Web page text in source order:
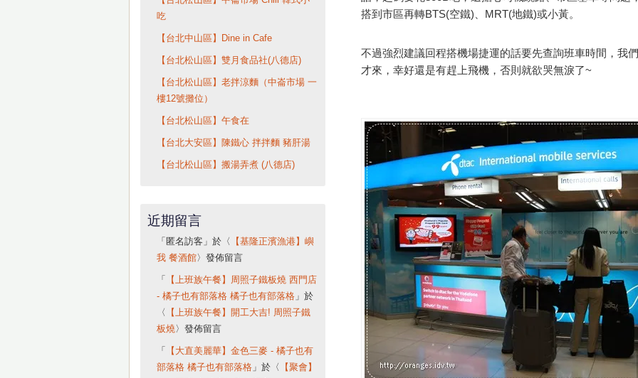
搭到市區再轉BTS(空鐵)、MRT(地鐵)或小黃。
不過強烈建議回程搭機場捷運的話要先查詢班車時間，我
才來，幸好還是有趕上飛機，否則就欲哭無淚了~
吃
【台北中山區】Dine in Cafe
【台北松山區】雙月食品社(八德店)
【台北松山區】老拌涼麵（中崙市場 一
樓12號攤位）
【台北松山區】午食在
【台北大安區】陳鐵心 拌拌麵 豬肝湯
【台北松山區】搬湯弄煮 (八德店)
近期留言
「 匿名訪客 」於〈
【基隆正濱漁港】嶼
我 餐酒館〉發佈留言
「
【上班族午餐】周照子鐵板燒 西門店
- 橘子也有部落格 橘子也有部落格」於
〈
【上班族午餐】開工大吉! 周照子鐵
板燒〉發佈留言
「
【大直美麗華】金色三麥 - 橘子也有
部落格 橘子也有部落格」於〈
【聚會】